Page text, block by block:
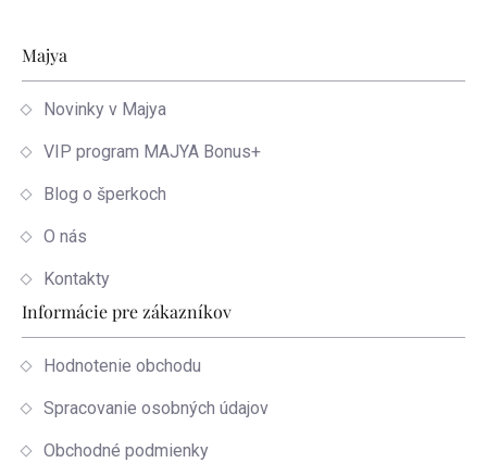
Zápätie
Majya
Novinky v Majya
VIP program MAJYA Bonus+
Blog o šperkoch
O nás
Kontakty
Informácie pre zákazníkov
Hodnotenie obchodu
Spracovanie osobných údajov
Obchodné podmienky